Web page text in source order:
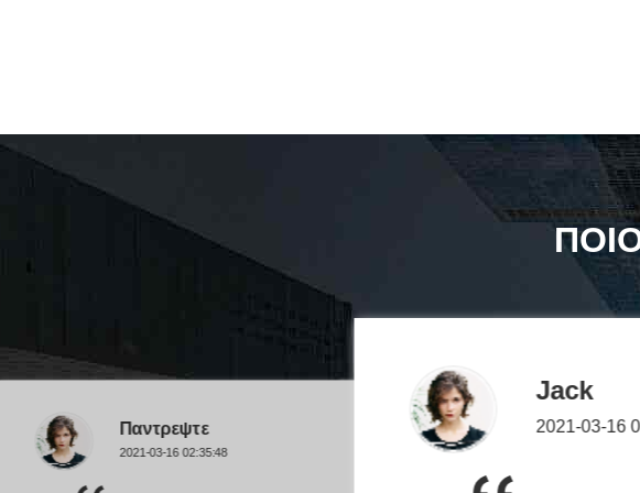
Παντρεψτε
2021-03-16 02:35:48
Jack
2021-03-16